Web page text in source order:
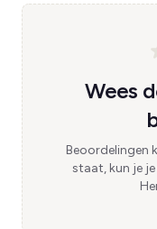
Wees
Beoordelingen
staat, kun je